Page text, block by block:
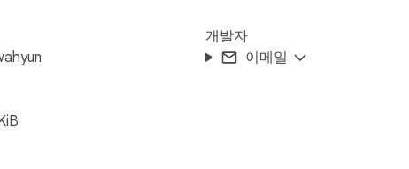
개발자
이메일